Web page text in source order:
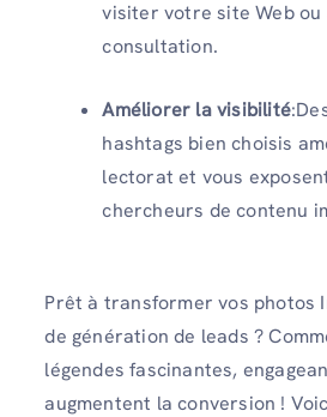
visiter votre site Web ou
consultation.
Améliorer la visibilité
hashtags bien choisis
lectorat et vous
chercheurs de contenu
Prêt à transformer vos photos
de génération de leads ?
légendes fascinantes,
augmentent la conversion !